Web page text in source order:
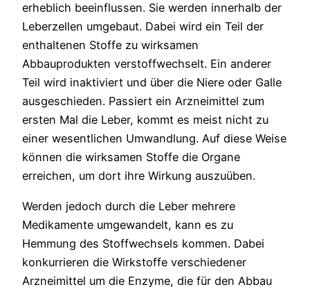
erheblich beeinflussen. Sie werden innerhalb der
Leberzellen umgebaut. Dabei wird ein Teil der
enthaltenen Stoffe zu wirksamen
Abbauprodukten verstoffwechselt. Ein anderer
Teil wird inaktiviert und über die Niere oder Galle
ausgeschieden. Passiert ein Arzneimittel zum
ersten Mal die Leber, kommt es meist nicht zu
einer wesentlichen Umwandlung. Auf diese Weise
können die wirksamen Stoffe die Organe
erreichen, um dort ihre Wirkung auszuüben.
Werden jedoch durch die Leber mehrere
Medikamente umgewandelt, kann es zu
Hemmung des Stoffwechsels kommen. Dabei
konkurrieren die Wirkstoffe verschiedener
Arzneimittel um die Enzyme, die für den Abbau